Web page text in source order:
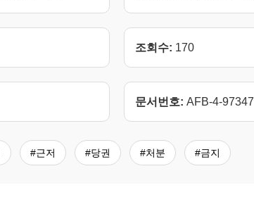
조회수: 170
문서번호: AFB-4-97347
#근저 #당권 #처분 #금지